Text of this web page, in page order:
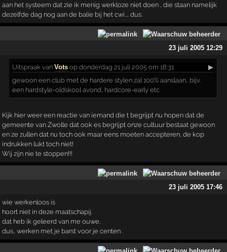
aan het systeem dat zie ik menig werkloze niet doen , die staan namelijk
dezelfde dag nog aan de balie bij het cwi.... dus.
23 juli 2005 12:29
Uitspraak vanVots op donderdag 21 juli 2005 om 18:31:
▶
gewoon een club met de hardere stylen zal 100% aanslaan.. bijv.
een hardstyle-oldskool avond, hardcore-early etc
Kijk hier weer een reactie van iemand die t begrijpt nu hopen dat de
gemeente van Zwolle dat ook es begrijpt onze cultuur bestaat gewoon
en ze zullen dat nu toch ook maar eens moeten accepteren, de kop
indrukken lukt toch niet!
Wij zijn nie te stoppen!!!
23 juli 2005 17:46
wie werkenloos is
hoort niet in deze maatschapij.
dat heb ik geleerd van me ouwe..
dus.. werken met je barst voor je centen .